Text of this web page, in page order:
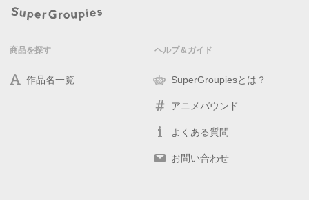
商品を探す
作品名一覧
ヘルプ＆ガイド
SuperGroupiesとは？
アニメバウンド
よくある質問
お問い合わせ